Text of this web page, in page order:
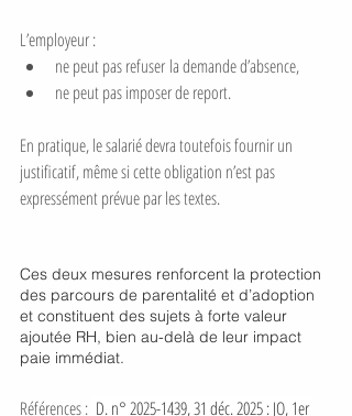
L’employeur :
ne peut pas refuser la demande d’absence,
ne peut pas imposer de report.
En pratique, le salarié devra toutefois fournir un
justificatif, même si cette obligation n’est pas
expressément prévue par les textes.
Ces deux mesures renforcent la protection
des parcours de parentalité et d’adoption
et constituent des sujets à forte valeur
ajoutée RH, bien au-delà de leur impact
paie immédiat.
Références : D. n° 2025-1439, 31 déc. 2025 : JO, 1er